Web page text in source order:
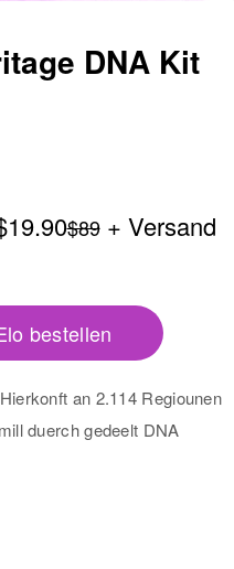
DNA Kit
$89+ Versand
bestellen
an 2.114 Regiounen
duerch gedeelt DNA